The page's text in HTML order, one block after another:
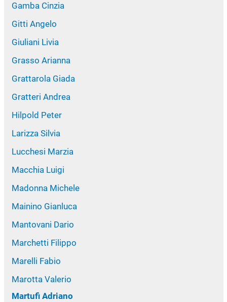
Gamba Cinzia
Gitti Angelo
Giuliani Livia
Grasso Arianna
Grattarola Giada
Gratteri Andrea
Hilpold Peter
Larizza Silvia
Lucchesi Marzia
Macchia Luigi
Madonna Michele
Mainino Gianluca
Mantovani Dario
Marchetti Filippo
Marelli Fabio
Marotta Valerio
Martufi Adriano